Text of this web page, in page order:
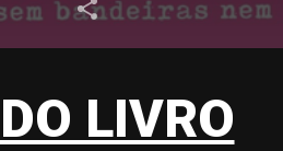
LIVRO